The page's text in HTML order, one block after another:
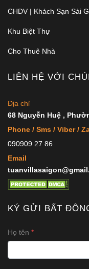
CHDV | Khách Sạn Sài
Khu Biệt Thự
Cho Thuê Nhà
LIÊN HỆ VỚI
Địa chỉ
68 Nguyễn Huệ ,
Phone / Sms / Viber /
090909 27 86
Email
KÝ GỬI BẤT
Họ tên